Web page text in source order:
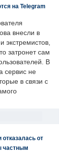
на Telegram
внесли в
экстремистов,
затронет сам
В
сервис не
в связи с
от
частным